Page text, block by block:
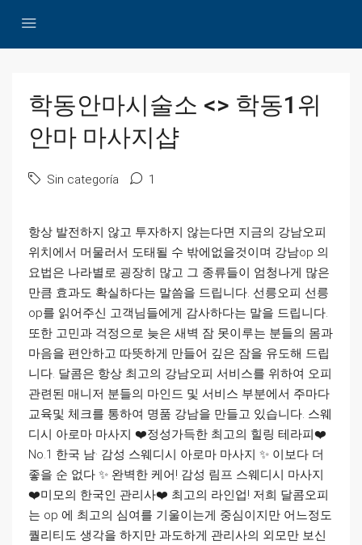
학동안마시술소 <> 학동1위
안마 마사지샵
Sin categoría 1
항상 발전하지 않고 투자하지 않는다면 지금의 강남오피
위치에서 머물러서 도태될 수 밖에없을것이며 강남op 의
요법은 나라별로 굉장히 많고 그 종류들이 엄청나게 많은
만큼 효과도 확실하다는 말씀을 드립니다. 선릉오피 선릉
op를 읽어주신 고객님들에게 감사하다는 말을 드립니다.
또한 고민과 걱정으로 늦은 새벽 잠 못이루는 분들의 몸과
마음을 편안하고 따뜻하게 만들어 깊은 잠을 유도해 드립
니다. 달콤은 항상 최고의 강남오피 서비스를 위하여 오피
관련된 매니저 분들의 마인드 및 서비스 부분에서 주마다
교육및 체크를 통하여 명품 강남을 만들고 있습니다. 스웨
디시 아로마 마사지 ❤️정성가득한 최고의 힐링 테라피❤️
No.1 한국 남· 감성 스웨디시 아로마 마사지 ✨ 이보다 더
좋을 순 없다 ✨ 완벽한 케어! 감성 림프 스웨디시 마사지
❤️미모의 한국인 관리사❤️ 최고의 라인업! 저희 달콤오피
는 op 에 최고의 심여를 기울이는게 중심이지만 어느정도
퀄리티도 생각을 하지만 과도하게 관리사의 외모만 보신